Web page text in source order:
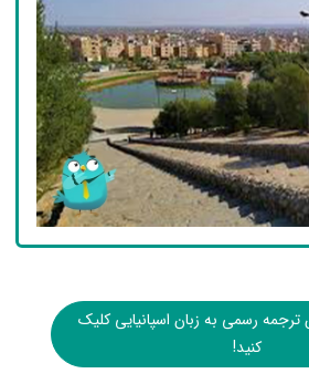
رسمی به زبان اسپانیایی کلیک
کنید!